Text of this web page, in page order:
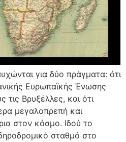
για δύο πράγματα: ότι
Ευρωπαϊκής Ένωσης
τις Βρυξέλλες, και ότι
μεγαλοπρεπή και
στον κόσμο. Ιδού το
σταθμό στο